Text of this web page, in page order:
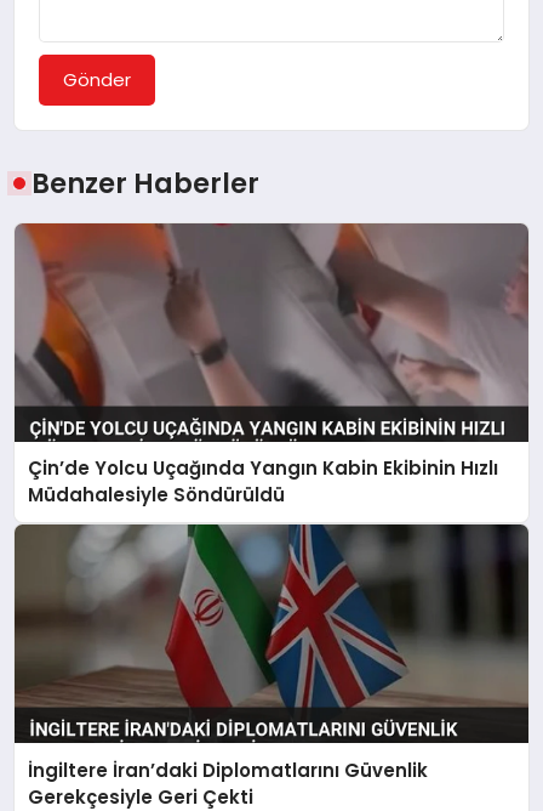
Gönder
Benzer Haberler
Çin’de Yolcu Uçağında Yangın Kabin Ekibinin Hızlı
Müdahalesiyle Söndürüldü
İngiltere İran’daki Diplomatlarını Güvenlik
Gerekçesiyle Geri Çekti